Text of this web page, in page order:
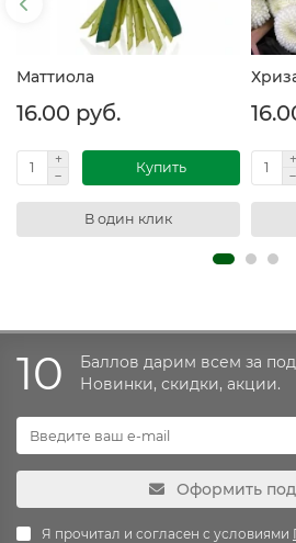
Маттиола
16.00 руб.
Купить
В один клик
10
Баллов дарим всем за
Новинки, скидки, акции.
Оформить
Я прочитал и согласен с условиями